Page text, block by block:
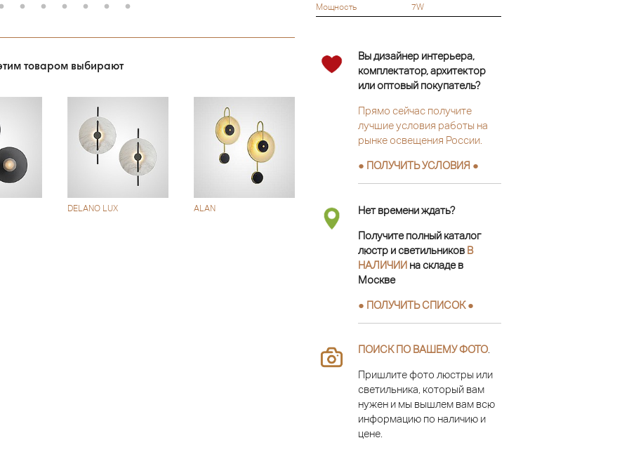
товаром выбирают
DELANO LUX ALAN
Мощность
7W
Вы дизайнер интерьера,
комплектатор, архитектор
или оптовый покупатель?
Прямо сейчас получите
лучшие условия работы на
рынке освещения России.
● ПОЛУЧИТЬ УСЛОВИЯ ●
Нет времени ждать?
Получите полный каталог
люстр и светильников В
НАЛИЧИИ на складе в
Москве
● ПОЛУЧИТЬ СПИСОК ●
ПОИСК ПО ВАШЕМУ ФОТО
Пришлите фото люстры или
светильника, который вам
нужен и мы вышлем вам всю
информацию по наличию и
цене.